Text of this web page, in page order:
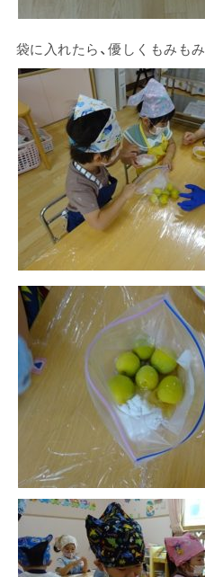
袋に入れたら、優しくもみもみ